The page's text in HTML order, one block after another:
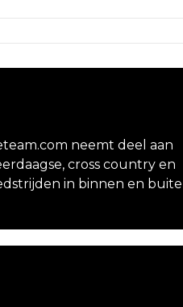
neemt deel aan
cross country en
in binnen en